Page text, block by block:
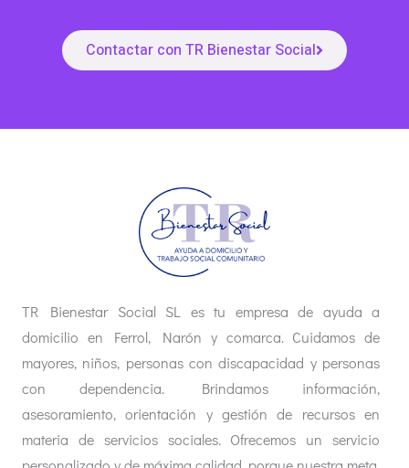
Contactar con TR Bienestar Social
TR Bienestar Social SL es tu empresa de ayuda a
domicilio en Ferrol, Narón y comarca. Cuidamos de
mayores, niños, personas con discapacidad y personas
con dependencia. Brindamos información,
asesoramiento, orientación y gestión de recursos en
materia de servicios sociales. Ofrecemos un servicio